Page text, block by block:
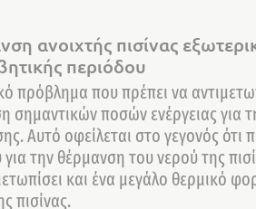
ανοιχτής πισίνας
περιόδου
πρόβλημα που πρέπει να
σημαντικών ποσών ενέργειας για
Αυτό οφείλεται στο γεγονός ότι
για την θέρμανση του νερού της
και ένα μεγάλο θερμικό
πισίνας.